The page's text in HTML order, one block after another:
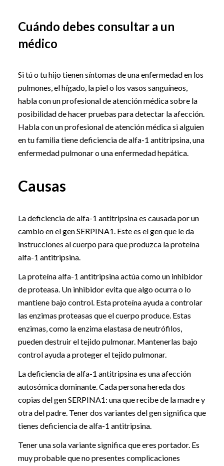
Cuándo debes consultar a un
médico
Si tú o tu hijo tienen síntomas de una enfermedad en los
pulmones, el hígado, la piel o los vasos sanguíneos,
habla con un profesional de atención médica sobre la
posibilidad de hacer pruebas para detectar la afección.
Habla con un profesional de atención médica si alguien
en tu familia tiene deficiencia de alfa-1 antitripsina, una
enfermedad pulmonar o una enfermedad hepática.
Causas
La deficiencia de alfa-1 antitripsina es causada por un
cambio en el gen SERPINA1. Este es el gen que le da
instrucciones al cuerpo para que produzca la proteína
alfa-1 antitripsina.
La proteína alfa-1 antitripsina actúa como un inhibidor
de proteasa. Un inhibidor evita que algo ocurra o lo
mantiene bajo control. Esta proteína ayuda a controlar
las enzimas proteasas que el cuerpo produce. Estas
enzimas, como la enzima elastasa de neutrófilos,
pueden destruir el tejido pulmonar. Mantenerlas bajo
control ayuda a proteger el tejido pulmonar.
La deficiencia de alfa-1 antitripsina es una afección
autosómica dominante. Cada persona hereda dos
copias del gen SERPINA1: una que recibe de la madre y
otra del padre. Tener dos variantes del gen significa que
tienes deficiencia de alfa-1 antitripsina.
Tener una sola variante significa que eres portador. Es
muy probable que no presentes complicaciones